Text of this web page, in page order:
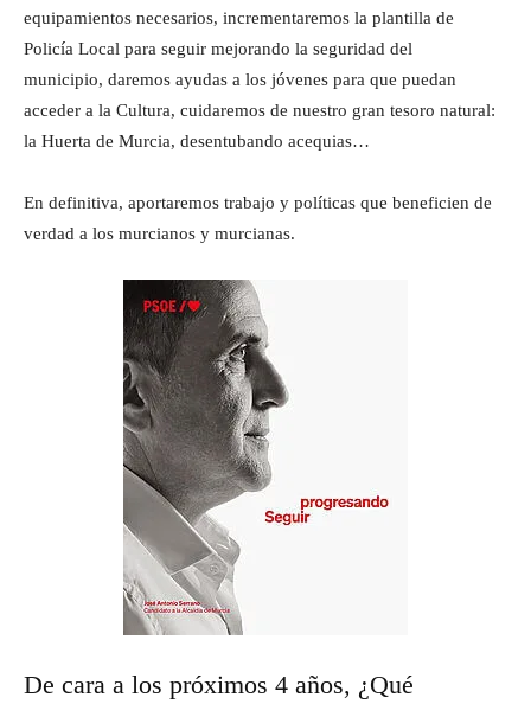
equipamientos necesarios, incrementaremos la plantilla de
Policía Local para seguir mejorando la seguridad del
municipio, daremos ayudas a los jóvenes para que puedan
acceder a la Cultura, cuidaremos de nuestro gran tesoro natural:
la Huerta de Murcia, desentubando acequias…
En definitiva, aportaremos trabajo y políticas que beneficien de
verdad a los murcianos y murcianas.
De cara a los próximos 4 años, ¿Qué